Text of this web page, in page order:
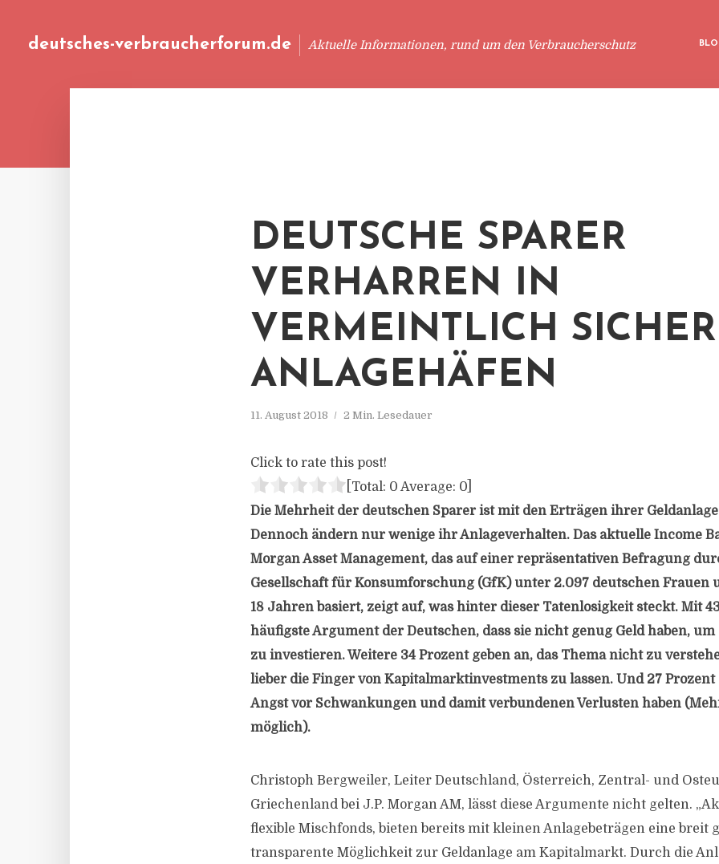
deutsches-verbraucherforum.de Aktuelle Informationen, rund um den Verbraucherschutz
DEUTSCHE SPARER
VERHARREN IN
VERMEINTLICH
ANLAGEHÄFEN
11. August 2018 2 Min. Lesedauer
Click to rate this post!
[Total: 0 Average: 0
Die Mehrheit der deutschen Sparer ist mit den Erträgen ihrer
Dennoch ändern nur wenige ihr Anlageverhalten. Das aktuelle Income
Morgan Asset Management, das auf einer repräsentativen Befragung
Gesellschaft für Konsumforschung (GfK) unter 2.097 deutschen Frauen
18 Jahren basiert, zeigt auf, was hinter dieser Tatenlosigkeit steckt. Mit
häufigste Argument der Deutschen, dass sie nicht genug Geld haben,
zu investieren. Weitere 34 Prozent geben an, das Thema nicht zu
lieber die Finger von Kapitalmarktinvestments zu lassen. Und 27 Prozent
Angst vor Schwankungen und damit verbundenen Verlusten haben
möglich).
Christoph Bergweiler, Leiter Deutschland, Österreich, Zentral- und
Griechenland bei J.P. Morgan AM, lässt diese Argumente nicht gelten.
flexible Mischfonds, bieten bereits mit kleinen Anlagebeträgen eine breit
transparente Möglichkeit zur Geldanlage am Kapitalmarkt. Durch die